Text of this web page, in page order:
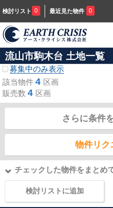
検討リスト 0 最近見た物件 0
流山市駒木台 土地一覧
募集中のみ表示
該当物件 4 区画
販売数 4 区画
さらに条件
物件リク
チェックした物件をまとめ
検討リストに追加